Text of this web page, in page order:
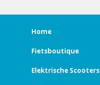
Home
Fietsboutique
Elektrische Scooters